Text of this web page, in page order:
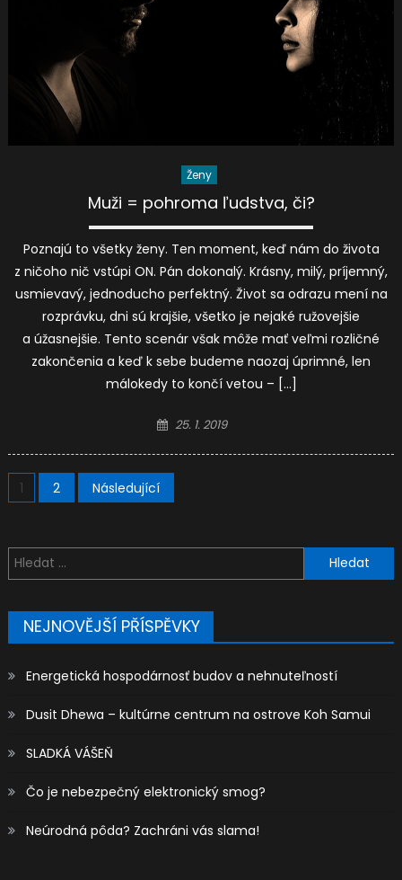
Ženy
Muži = pohroma ľudstva, či?
Poznajú to všetky ženy. Ten moment, keď nám do života
z ničoho nič vstúpi ON. Pán dokonalý. Krásny, milý, príjemný,
usmievavý, jednoducho perfektný. Život sa odrazu mení na
rozprávku, dni sú krajšie, všetko je nejaké ružovejšie
a úžasnejšie. Tento scenár však môže mať veľmi rozličné
zakončenia a keď k sebe budeme naozaj úprimné, len
málokedy to končí vetou – […]
Posted
25. 1. 2019
Stránkování
příspěvků
1 2 Následující
Vyhledávání
NEJNOVĚJŠÍ PŘÍSPĚVKY
Energetická hospodárnosť budov a nehnuteľností
Dusit Dhewa – kultúrne centrum na ostrove Koh Samui
SLADKÁ VÁŠEŇ
Čo je nebezpečný elektronický smog?
Neúrodná pôda? Zachráni vás slama!